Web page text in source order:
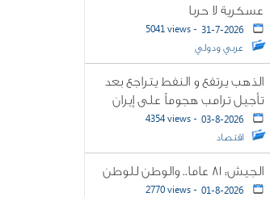
عسكرية لا حربا
31-7-2026
5041 views -
عربي ودولي
الذهب يرتفع و النفط يتراجع بعد
تأجيل ترامب هجوماً على إيران
03-8-2026
4354 views -
اقتصاد
الجيش: 81 عاما.. والوطن للوطن
01-8-2026
2770 views -